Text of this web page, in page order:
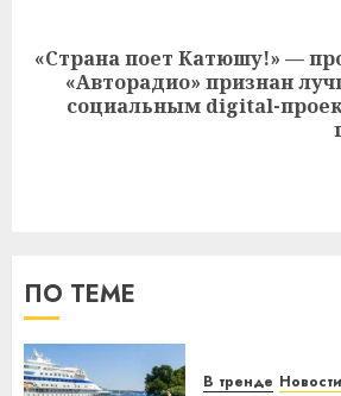
Следующая
запись:
«Страна поет Катюшу!» —
«Авторадио» признан
социальным digital-
ПО ТЕМЕ
В тренде